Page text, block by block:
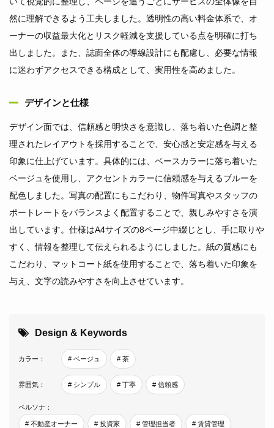
然に理解できるよう工夫しました。透明性の高い料金体系で、オ
ーナーの収益最大化とリスク軽減を支援している点を明確に打ち
出しました。また、誌面全体の導線設計にも配慮し、必要な情報
に迷わずアクセスできる構成として、実用性を高めました。
デザインと仕様
デザイン面では、信頼感と明快さを意識し、落ち着いた色調と整
理されたレイアウトを採用することで、安心感と安定感を与える
印象に仕上げています。具体的には、ベースカラーに落ち着いた
ベージュを使用し、アクセントカラーに信頼感を与えるブルーを
配色しました。写真の配置にもこだわり、物件写真やスタッフの
ポートレートをバランスよく配置することで、親しみやすさを演
出しています。仕様はA4サイズの8ページ中綴じとし、手に取りや
すく、情報を整理して伝えられるようにしました。紙の質感にも
こだわり、マットコート紙を使用することで、落ち着いた印象を
与え、文字の読みやすさを向上させています。
Design & Keywords
カラー： # ベージュ # 茶
雰囲気： # シンプル # 丁寧 # 信頼感
ペルソナ：
# 不動産オーナー # 投資家 # 管理担当者 # 賃貸管理